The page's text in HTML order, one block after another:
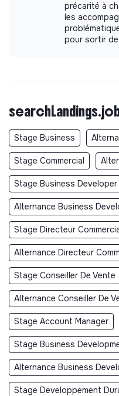
précarité à
les
pour sortir
Stage Business
Stage Commercial
Stage Business Developer
Alternance Business
Stage Directeur
Alternance Directeur
Stage Conseiller De Vente
Alternance Conseiller De
Stage Account Manager
Stage Business
Alternance Business
Stage Developpement